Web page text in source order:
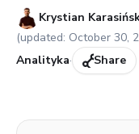
Krystian
(updated: October 30,
Analityka· Share